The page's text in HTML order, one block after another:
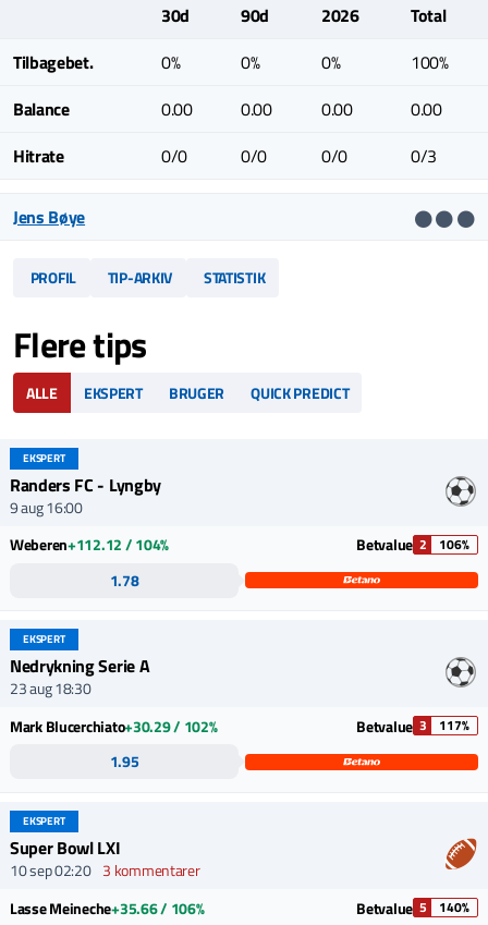
30d 90d 2026
Total
Tilbagebet.
0% 0% 0%
100%
Balance
0.00 0.00 0.00
0.00
Hitrate
0/0 0/0 0/0 0/3
Jens Bøye
PROFIL TIP-ARKIV STATISTIK
Flere tips
ALLE EKSPERT BRUGER QUICK PREDICT
EKSPERT
Randers FC - Lyngby
9 aug 16:00
Weberen+112.12 / 104% Betvalue 2 106%
1.78
EKSPERT
Nedrykning Serie A
23 aug 18:30
Mark Blucerchiato+30.29 / 102% Betvalue 3 117%
1.95
EKSPERT
Super Bowl LXI
10 sep 02:20 3 kommentarer
Lasse Meineche+35.66 / 106% Betvalue 5 140%